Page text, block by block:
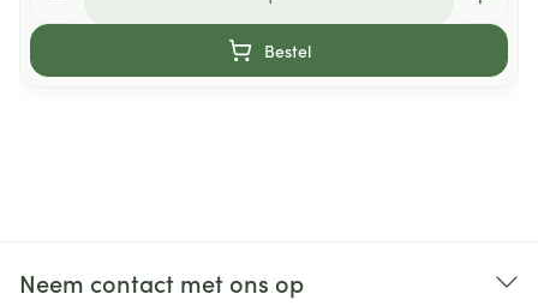
Bestel
Neem contact met ons op